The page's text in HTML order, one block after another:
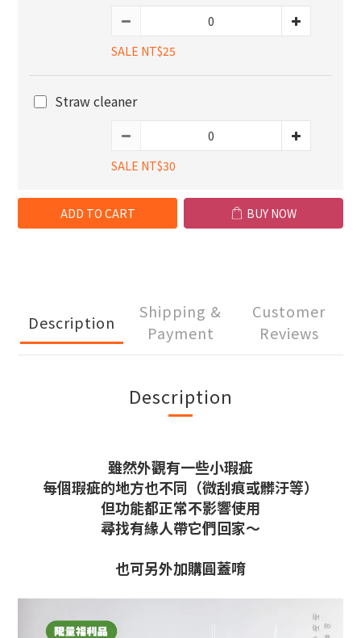
SALE NT$25
Straw cleaner
SALE NT$30
ADD TO CART BUY NOW
Description
Shipping &
Payment
Customer
Reviews
Description
雖然外觀有一些小瑕疵
每個瑕疵的地方也不同（微刮痕或髒汙等）
但功能都正常不影響使用
尋找有緣人帶它們回家～
也可另外加購圓蓋唷